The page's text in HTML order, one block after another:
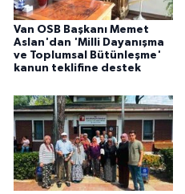
Van OSB Başkanı Memet
Aslan'dan 'Milli Dayanışma
ve Toplumsal Bütünleşme'
kanun teklifine destek